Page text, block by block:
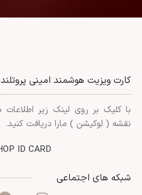
کارت ویزیت هوشمند امینی
با کلیک بر روی لینک زیر
نقشه ( لوکیشن ) مارا دریافت کنید.
ID CARD
شبکه های اجتماعی